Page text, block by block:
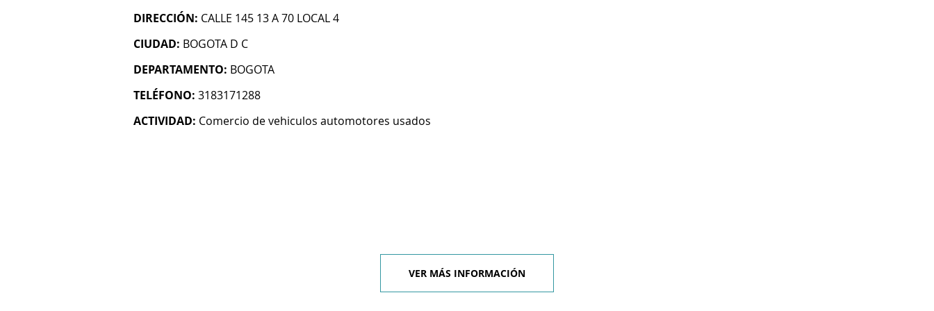
DIRECCIÓN: CALLE 145 13 A 70 LOCAL 4
CIUDAD: BOGOTA D C
DEPARTAMENTO: BOGOTA
TELÉFONO: 3183171288
ACTIVIDAD: Comercio de vehiculos automotores usados
VER MÁS INFORMACIÓN